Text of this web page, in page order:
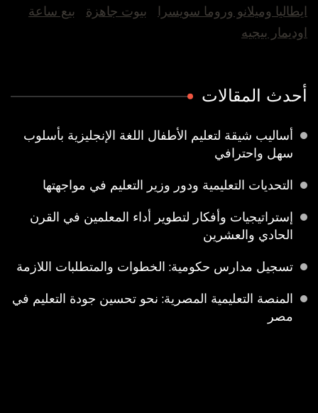
ايطاليا وميلانو وروما سويسرا
بيوت جاهزة
بيع ساعة
اوديمار بيجيه
أحدث المقالات
أساليب شيقة لتعليم الأطفال اللغة الإنجليزية بأسلوب
سهل واحترافي
التحديات التعليمية ودور وزير التعليم في مواجهتها
إستراتيجيات وأفكار لتطوير أداء المعلمين في القرن
الحادي والعشرين
تسجيل مدارس حكومية: الخطوات والمتطلبات اللازمة
المنصة التعليمية المصرية: نحو تحسين جودة التعليم في
مصر